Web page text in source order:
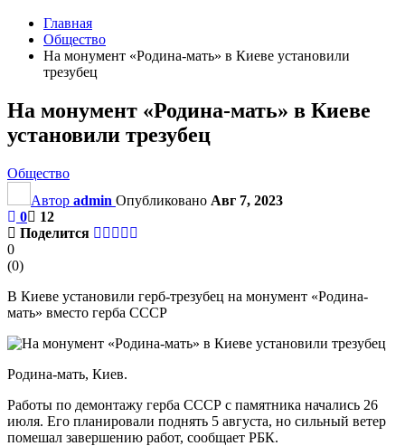
Главная
Общество
На монумент «Родина-мать» в Киеве установили
трезубец
На монумент «Родина-мать» в Киеве
установили трезубец
Общество
Автор admin Опубликовано Авг 7, 2023
0
12
Поделится
0
(0)
В Киеве установили герб-трезубец на монумент «Родина-
мать» вместо герба СССР
Родина-мать, Киев.
Работы по демонтажу герба СССР с памятника начались 26
июля. Его планировали поднять 5 августа, но сильный ветер
помешал завершению работ, сообщает РБК.